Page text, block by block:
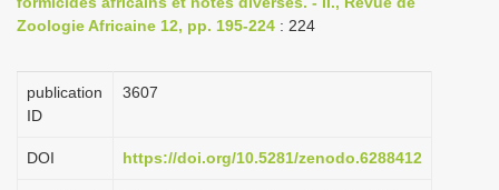
i
i
Zoologie Africaine 12, pp. 195-224 : 224
publication
ID
3607
DOI https://doi.org/10.5281/zenodo.6288412